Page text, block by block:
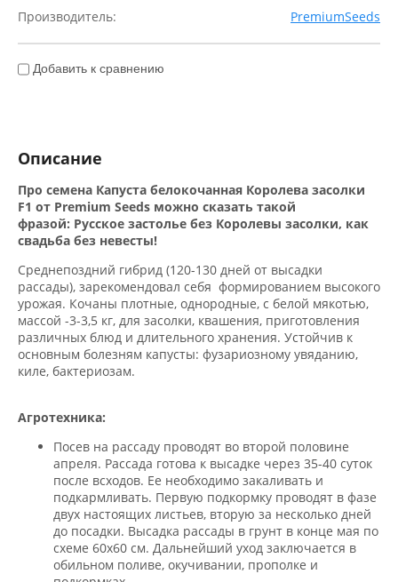
Производитель: PremiumSeeds
Добавить к сравнению
Описание
Про семена Капуста белокочанная Королева засолки
F1 от Premium Seeds можно сказать такой
фразой: Русское застолье без Королевы засолки, как
свадьба без невесты!
Среднепоздний гибрид (120-130 дней от высадки
рассады), зарекомендовал себя формированием высокого
урожая. Кочаны плотные, однородные, с белой мякотью,
массой -3-3,5 кг, для засолки, квашения, приготовления
различных блюд и длительного хранения. Устойчив к
основным болезням капусты: фузариозному увяданию,
киле, бактериозам.
Агротехника:
Посев на рассаду проводят во второй половине
апреля. Рассада готова к высадке через 35-40 суток
после всходов. Ее необходимо закаливать и
подкармливать. Первую подкормку проводят в фазе
двух настоящих листьев, вторую за несколько дней
до посадки. Высадка рассады в грунт в конце мая по
схеме 60x60 см. Дальнейший уход заключается в
обильном поливе, окучивании, прополке и